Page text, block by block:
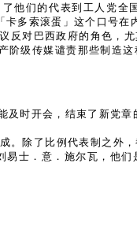
他们的代表到工人党
多索滚蛋」这个口号在
反对巴西政府的角色
级传媒谴责那些制造
时开会，结束了新党
除了比例代表制之外
士．意．施尔瓦，他